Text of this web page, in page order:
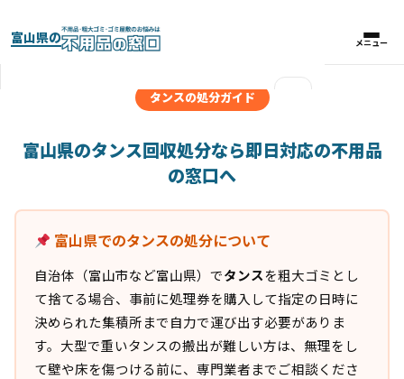
富山県の メニュー
実績紹介
料金比較表
お客様の声
よくある質問
タンスの処分ガイド
富山県のタンス回収処分なら即日対応の不用品
の窓口へ
富山県でのタンスの処分について
自治体（富山市など富山県）でタンスを粗大ゴミとし
て捨てる場合、事前に処理券を購入して指定の日時に
決められた集積所まで自力で運び出す必要がありま
す。大型で重いタンスの搬出が難しい方は、無理をし
て壁や床を傷つける前に、専門業者までご相談くださ